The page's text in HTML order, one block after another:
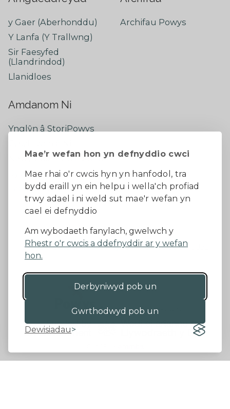
Mae’r wefan hon yn defnyddio cwci
Mae rhai o'r cwcis hyn yn hanfodol, tra
bydd eraill yn ein helpu i wella'ch profiad
trwy adael i ni weld sut mae'r wefan yn
cael ei defnyddio
Am wybodaeth fanylach, gwelwch y
Rhestr o'r cwcis a ddefnyddir ar y wefan
hon.
Derbyniwyd pob un
Gwrthodwyd pob un
Dewisiadau
y Gaer (Aberhonddu)
Y Lanfa (Y Trallwng)
Sir Faesyfed
(Llandrindod)
Llanidloes
Archifau Powys
Amdanom Ni
Ynglŷn â StoriPowys
Newyddion Diweddaraf
Dywedwch eich barn
Facebook
Datganiad Hygyrchedd
Diogelu Data a Phreifatrwydd
Telerau ac amodau
©2026 - Cyngor Sir Powys